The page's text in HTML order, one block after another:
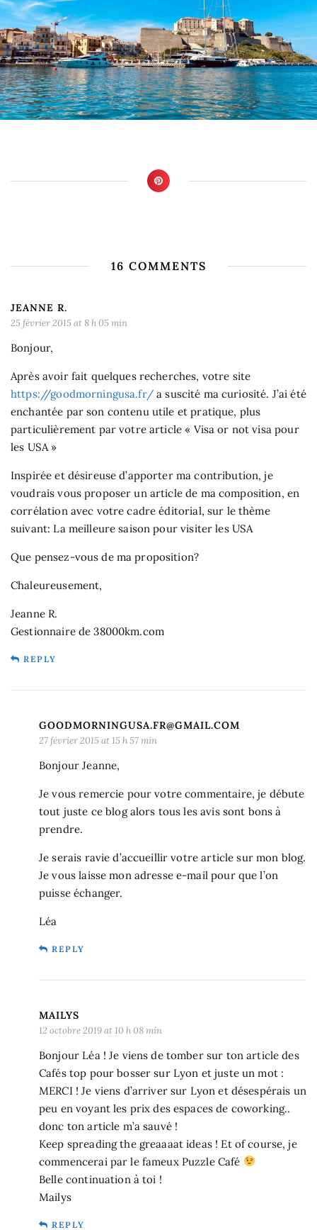
16 COMMENTS
JEANNE R.
25 février 2015 at 8 h 05 min
Bonjour,
Après avoir fait quelques recherches, votre site
https://goodmorningusa.fr/a suscité ma curiosité. J’ai été
enchantée par son contenu utile et pratique, plus
particulièrement par votre article « Visa or not visa pour
les USA »
Inspirée et désireuse d’apporter ma contribution, je
voudrais vous proposer un article de ma composition, en
corrélation avec votre cadre éditorial, sur le thème
suivant: La meilleure saison pour visiter les USA
Que pensez-vous de ma proposition?
Chaleureusement,
Jeanne R.
Gestionnaire de 38000km.com
REPLY
GOODMORNINGUSA.FR@GMAIL.COM
27 février 2015 at 15 h 57 min
Bonjour Jeanne,
Je vous remercie pour votre commentaire, je débute
tout juste ce blog alors tous les avis sont bons à
prendre.
Je serais ravie d’accueillir votre article sur mon blog.
Je vous laisse mon adresse e-mail pour que l’on
puisse échanger.
Léa
REPLY
MAILYS
12 octobre 2019 at 10 h 08 min
Bonjour Léa ! Je viens de tomber sur ton article des
Cafés top pour bosser sur Lyon et juste un mot :
MERCI ! Je viens d’arriver sur Lyon et désespérais un
peu en voyant les prix des espaces de coworking..
donc ton article m’a sauvé !
Keep spreading the greaaaat ideas ! Et of course, je
commencerai par le fameux Puzzle Café
Belle continuation à toi !
Mailys
REPLY